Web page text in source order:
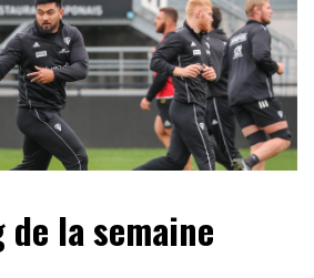
la semaine